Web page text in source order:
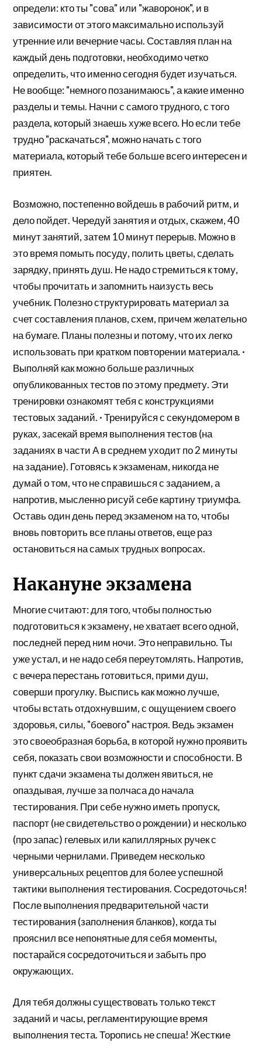
определи: кто ты "сова" или "жаворонок", и в
зависимости от этого максимально используй
утренние или вечерние часы. Составляя план на
каждый день подготовки, необходимо четко
определить, что именно сегодня будет изучаться.
Не вообще: "немного позанимаюсь", а какие именно
разделы и темы. Начни с самого трудного, с того
раздела, который знаешь хуже всего. Но если тебе
трудно "раскачаться", можно начать с того
материала, который тебе больше всего интересен и
приятен.
Возможно, постепенно войдешь в рабочий ритм, и
дело пойдет. Чередуй занятия и отдых, скажем, 40
минут занятий, затем 10 минут перерыв. Можно в
это время помыть посуду, полить цветы, сделать
зарядку, принять душ. Не надо стремиться к тому,
чтобы прочитать и запомнить наизусть весь
учебник. Полезно структурировать материал за
счет составления планов, схем, причем желательно
на бумаге. Планы полезны и потому, что их легко
использовать при кратком повторении материала. ·
Выполняй как можно больше различных
опубликованных тестов по этому предмету. Эти
тренировки ознакомят тебя с конструкциями
тестовых заданий. · Тренируйся с секундомером в
руках, засекай время выполнения тестов (на
заданиях в части А в среднем уходит по 2 минуты
на задание). Готовясь к экзаменам, никогда не
думай о том, что не справишься с заданием, а
напротив, мысленно рисуй себе картину триумфа.
Оставь один день перед экзаменом на то, чтобы
вновь повторить все планы ответов, еще раз
остановиться на самых трудных вопросах.
Накануне экзамена
Многие считают: для того, чтобы полностью
подготовиться к экзамену, не хватает всего одной,
последней перед ним ночи. Это неправильно. Ты
уже устал, и не надо себя переутомлять. Напротив,
с вечера перестань готовиться, прими душ,
соверши прогулку. Выспись как можно лучше,
чтобы встать отдохнувшим, с ощущением своего
здоровья, силы, "боевого" настроя. Ведь экзамен
это своеобразная борьба, в которой нужно проявить
себя, показать свои возможности и способности. В
пункт сдачи экзамена ты должен явиться, не
опаздывая, лучше за полчаса до начала
тестирования. При себе нужно иметь пропуск,
паспорт (не свидетельство о рождении) и несколько
(про запас) гелевых или капиллярных ручек с
черными чернилами. Приведем несколько
универсальных рецептов для более успешной
тактики выполнения тестирования. Сосредоточься!
После выполнения предварительной части
тестирования (заполнения бланков), когда ты
прояснил все непонятные для себя моменты,
постарайся сосредоточиться и забыть про
окружающих.
Для тебя должны существовать только текст
заданий и часы, регламентирующие время
выполнения теста. Торопись не спеша! Жесткие